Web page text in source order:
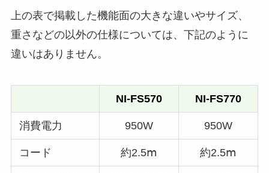
上の表で掲載した機能面の大きな違いやサイズ、
重さなどの以外の仕様については、下記のように
違いはありません。
NI-FS570 NI-FS770
消費電力 950W 950W
コード 約2.5ⅿ 約2.5ⅿ